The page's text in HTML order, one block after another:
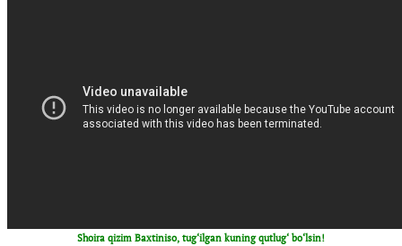
Shoira qizim Baxtiniso, tug‘ilgan kuning qutlug‘ bo‘lsin!